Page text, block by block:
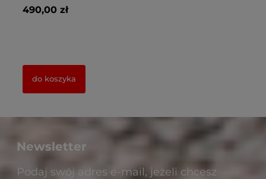
645,00 zł
do koszyka
Newsletter
Podaj swój adres e-mail, jeżeli chcesz